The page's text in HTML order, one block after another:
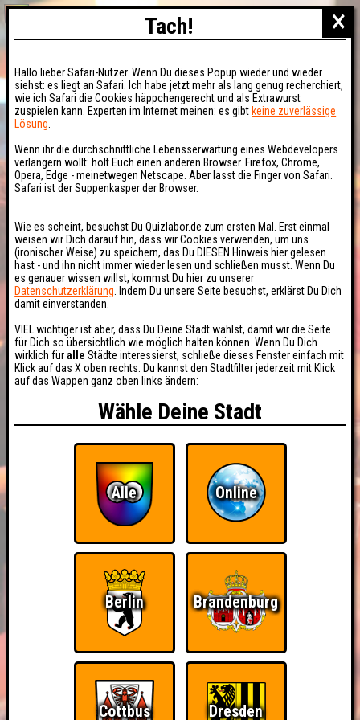
×
Tach!
Hallo lieber Safari-Nutzer. Wenn Du dieses Popup wieder und wieder
siehst: es liegt an Safari. Ich habe jetzt mehr als lang genug recherchiert,
wie ich Safari die Cookies häppchengerecht und als Extrawurst
zuspielen kann. Experten im Internet meinen: es gibt keine zuverlässige
Lösung
Wenn ihr die durchschnittliche Lebensserwartung eines Webdevelopers
verlängern wollt: holt Euch einen anderen Browser. Firefox, Chrome,
Opera, Edge - meinetwegen Netscape. Aber lasst die Finger von Safari.
Safari ist der Suppenkasper der Browser.
Wie es scheint, besuchst Du Quizlabor.de zum ersten Mal. Erst einmal
weisen wir Dich darauf hin, dass wir Cookies verwenden, um uns
(ironischer Weise) zu speichern, das Du DIESEN Hinweis hier gelesen
hast - und ihn nicht immer wieder lesen und schließen musst. Wenn Du
es genauer wissen willst, kommst Du hier zu unserer
Datenschutzerklärung . Indem Du unsere Seite besuchst, erklärst Du Dich
damit einverstanden.
VIEL wichtiger ist aber, dass Du Deine Stadt wählst, damit wir die Seite
für Dich so übersichtlich wie möglich halten können. Wenn Du Dich
wirklich füralle Städte interessierst, schließe dieses Fenster einfach mit
Klick auf das X oben rechts. Du kannst den Stadtfilter jederzeit mit Klick
auf das Wappen ganz oben links ändern:
Wähle Deine Stadt
Alle Online
Berlin Brandenburg
Cottbus Dresden